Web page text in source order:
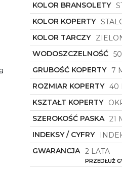
KOLOR BRANSOLETY
KOLOR KOPERTY
KOLOR TARCZY
WODOSZCZELNOŚĆ
GRUBOŚĆ KOPERTY
7
ROZMIAR KOPERTY 40
KSZTAŁT KOPERTY
SZEROKOŚĆ PASKA 21
INDEKSY / CYFRY
GWARANCJA 2 LATA
PRZEDŁUŻ